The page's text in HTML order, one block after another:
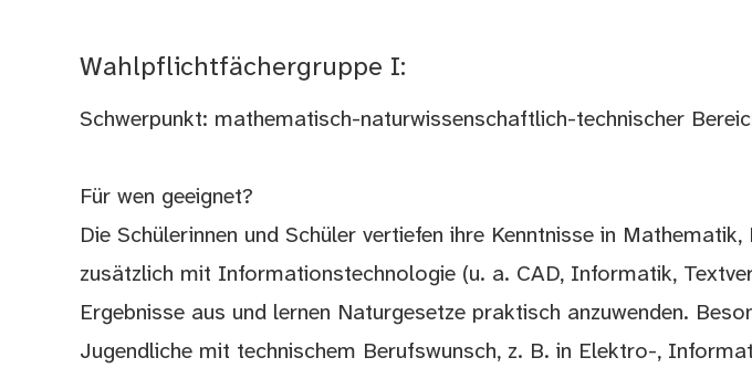
Wahlpflichtfächergruppe I:
Schwerpunkt: mathematisch-naturwissenschaftlich-technischer
Für wen geeignet?
Die Schülerinnen und Schüler vertiefen ihre Kenntnisse in
zusätzlich mit Informationstechnologie (u. a. CAD, Informatik,
Ergebnisse aus und lernen Naturgesetze praktisch anzuwenden.
Jugendliche mit technischem Berufswunsch, z. B. in Elektro-,